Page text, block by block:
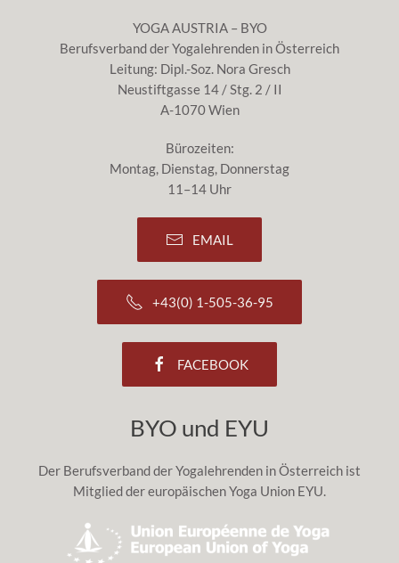
YOGA AUSTRIA – BYO
Berufsverband der Yogalehrenden in Österreich
Leitung: Dipl.-Soz. Nora Gresch
Neustiftgasse 14 / Stg. 2 / II
A-1070 Wien
Bürozeiten:
Montag, Dienstag, Donnerstag
11–14 Uhr
EMAIL
+43(0) 1-505-36-95
FACEBOOK
BYO und EYU
Der Berufsverband der Yogalehrenden in Österreich ist
Mitglied der europäischen Yoga Union EYU.